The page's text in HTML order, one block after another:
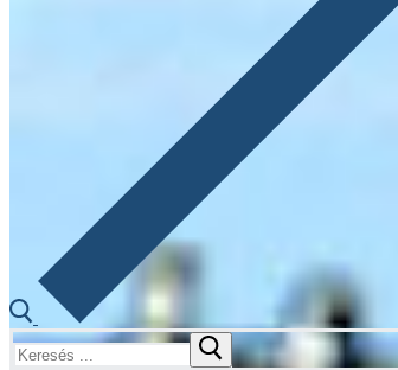
Keresése: